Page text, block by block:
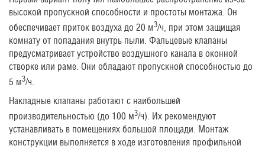
высокой пропускной способности и простоты монтажа. Он
обеспечивает приток воздуха до 20 м3/ч, при этом защищая
комнату от попадания внутрь пыли. Фальцевые клапаны
предусматривает устройство воздушного канала в оконной
створке или раме. Они обладают пропускной способностью до
5 м3/ч.
Накладные клапаны работают с наибольшей
производительностью (до 100 м3/ч). Их рекомендуют
устанавливать в помещениях большой площади. Монтаж
конструкции выполняется в ходе изготовления профильной